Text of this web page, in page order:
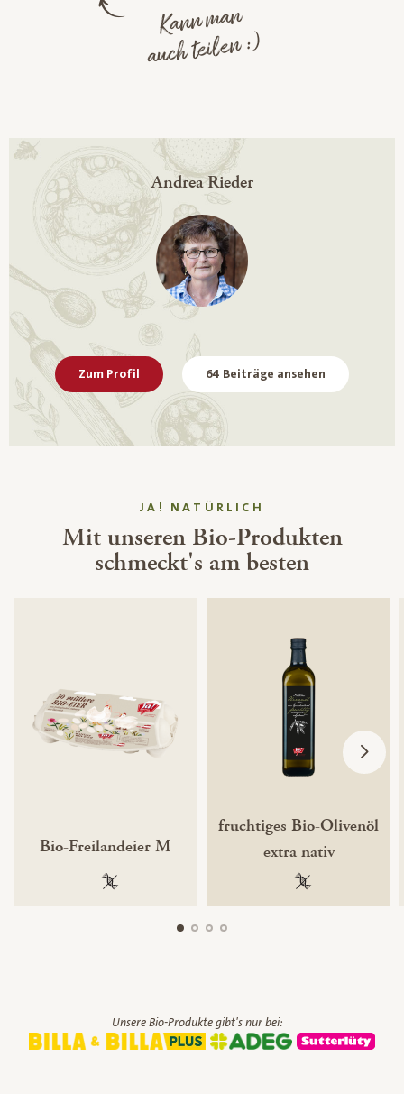
Kann man
auch teilen :)
Andrea Rieder
Zum Profil 64 Beiträge ansehen
JA! NATÜRLICH
Mit unseren Bio-Produkten
schmeckt's am besten
Bio-Freilandeier M
100 % gentechnikfrei
fruchtiges Bio-Olivenöl
extra nativ
100 %
Unsere Bio-Produkte gibt's nur bei: